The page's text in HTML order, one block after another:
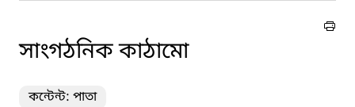
সাংগঠনিক কাঠামো
কন্টেন্ট: পাতা